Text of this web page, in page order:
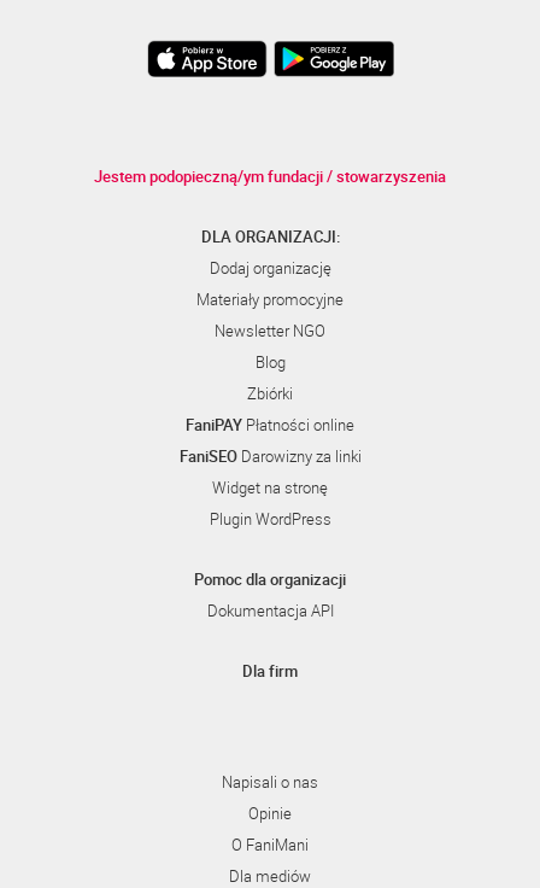
Jestem podopieczną/ym fundacji / stowarzyszenia
DLA ORGANIZACJI:
Dodaj organizację
Materiały promocyjne
Newsletter NGO
Blog
Zbiórki
FaniPAY Płatności online
FaniSEODarowizny za linki
Widget na stronę
Plugin WordPress
Pomoc dla organizacji
Dokumentacja API
Dla firm
Napisali o nas
Opinie
O FaniMani
Dla mediów